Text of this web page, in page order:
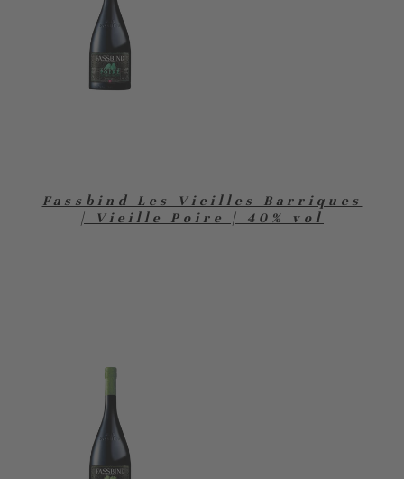
Fassbind Les Vieilles Barriques
| Vieille Poire | 40% vol